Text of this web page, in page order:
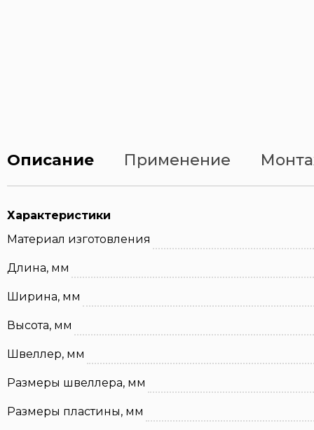
Описание Применение
Характеристики
Материал изготовления
Длина, мм
Ширина, мм
Высота, мм
Швеллер, мм
Размеры швеллера, мм
Размеры пластины, мм